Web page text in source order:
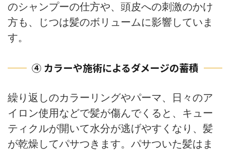
のシャンプーの仕方や、頭皮への刺激のかけ
方も、じつは髪のボリュームに影響していま
す。
④ カラーや施術によるダメージの蓄積
繰り返しのカラーリングやパーマ、日々のア
イロン使用などで髪が傷んでくると、キュー
ティクルが開いて水分が逃げやすくなり、髪
が乾燥してパサつきます。パサついた髪はま